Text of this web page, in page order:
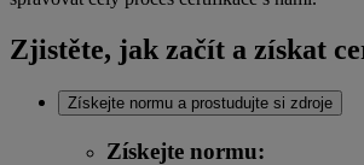
Zjistěte, jak začít a získat
Získejte normu a prostudujte si zdroje
Získejte normu: